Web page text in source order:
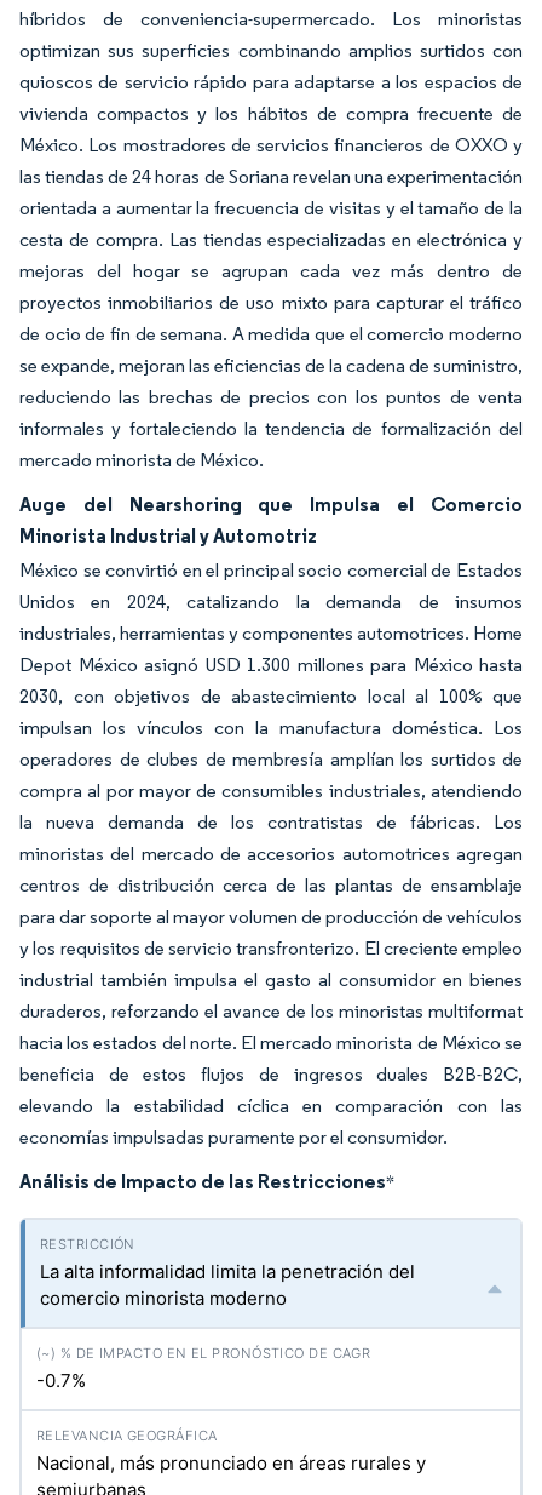
híbridos de conveniencia-supermercado. Los minoristas
optimizan sus superficies combinando amplios surtidos con
quioscos de servicio rápido para adaptarse a los espacios de
vivienda compactos y los hábitos de compra frecuente de
México. Los mostradores de servicios financieros de OXXO y
las tiendas de 24 horas de Soriana revelan una experimentación
orientada a aumentar la frecuencia de visitas y el tamaño de la
cesta de compra. Las tiendas especializadas en electrónica y
mejoras del hogar se agrupan cada vez más dentro de
proyectos inmobiliarios de uso mixto para capturar el tráfico
de ocio de fin de semana. A medida que el comercio moderno
se expande, mejoran las eficiencias de la cadena de suministro,
reduciendo las brechas de precios con los puntos de venta
informales y fortaleciendo la tendencia de formalización del
mercado minorista de México.
Auge del Nearshoring que Impulsa el Comercio
Minorista Industrial y Automotriz
México se convirtió en el principal socio comercial de Estados
Unidos en 2024, catalizando la demanda de insumos
industriales, herramientas y componentes automotrices. Home
Depot México asignó USD 1.300 millones para México hasta
2030, con objetivos de abastecimiento local al 100% que
impulsan los vínculos con la manufactura doméstica. Los
operadores de clubes de membresía amplían los surtidos de
compra al por mayor de consumibles industriales, atendiendo
la nueva demanda de los contratistas de fábricas. Los
minoristas del mercado de accesorios automotrices agregan
centros de distribución cerca de las plantas de ensamblaje
para dar soporte al mayor volumen de producción de vehículos
y los requisitos de servicio transfronterizo. El creciente empleo
industrial también impulsa el gasto al consumidor en bienes
duraderos, reforzando el avance de los minoristas multiformat
hacia los estados del norte. El mercado minorista de México se
beneficia de estos flujos de ingresos duales B2B-B2C,
elevando la estabilidad cíclica en comparación con las
economías impulsadas puramente por el consumidor.
Análisis de Impacto de las Restricciones*
La alta informalidad limita la penetración del
comercio minorista moderno
-0.7%
Nacional, más pronunciado en áreas rurales y
semiurbanas